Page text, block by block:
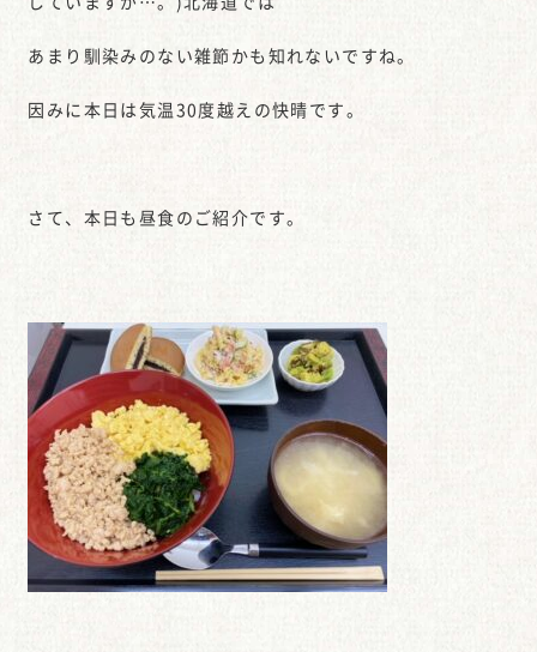
あまり馴染みのない雑節かも知れないですね。
因みに本日は気温30度越えの快晴です。
さて、本日も昼食のご紹介です。